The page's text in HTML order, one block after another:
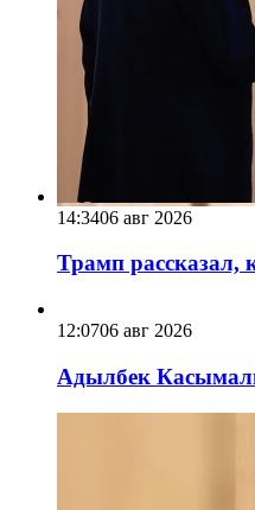
14:3406 авг 2026
Трамп рассказал,
12:0706 авг 2026
Адылбек